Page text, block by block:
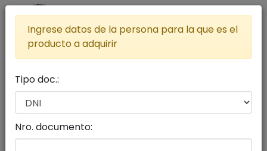
Lista de productos a adquirir
Ingrese datos de la persona para la que es el
producto a adquirir
Tipo doc.:
Nro. documento: